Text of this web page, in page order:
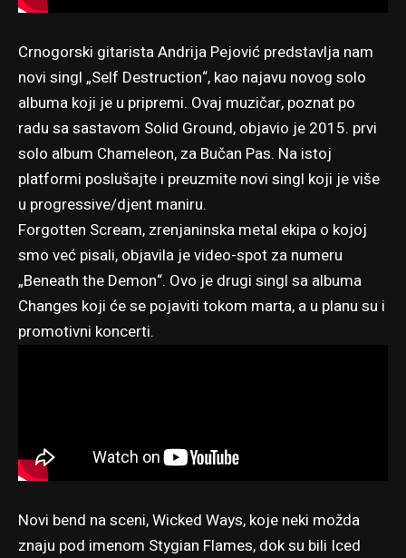
Crnogorski gitarista Andrija Pejović predstavlja nam
novi singl „Self Destruction“, kao najavu novog solo
albuma koji je u pripremi. Ovaj muzičar, poznat po
radu sa sastavom Solid Ground, objavio je 2015. prvi
solo album Chameleon, za Bučan Pas. Na istoj
platformi poslušajte i preuzmite novi singl koji je više
u progressive/djent maniru.
Forgotten Scream, zrenjaninska metal ekipa o kojoj
smo već pisali, objavila je video-spot za numeru
„Beneath the Demon“. Ovo je drugi singl sa albuma
Changes koji će se pojaviti tokom marta, a u planu su i
promotivni koncerti.
Novi bend na sceni, Wicked Ways, koje neki možda
znaju pod imenom Stygian Flames, dok su bili Iced